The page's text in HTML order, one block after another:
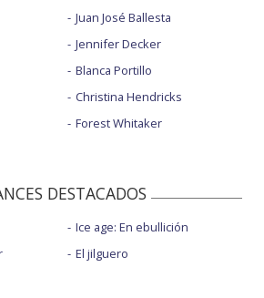
Juan José Ballesta
Jennifer Decker
Blanca Portillo
Christina Hendricks
Forest Whitaker
DESTACADOS
Ice age: En ebullición
El jilguero